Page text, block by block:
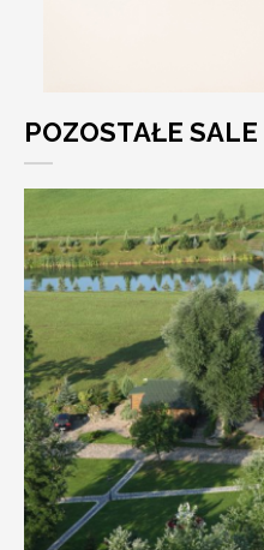
POZOSTAŁE